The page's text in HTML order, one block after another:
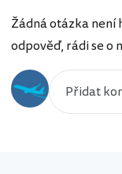
Žádná otázka není
odpověď, rádi se o